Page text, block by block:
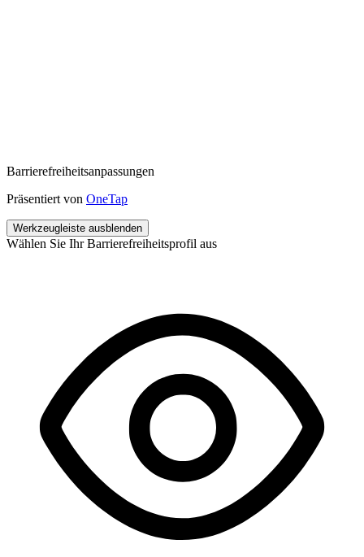
Barrierefreiheitsanpassungen
Präsentiert von OneTap
Werkzeugleiste ausblenden
Wählen Sie Ihr Barrierefreiheitsprofil aus